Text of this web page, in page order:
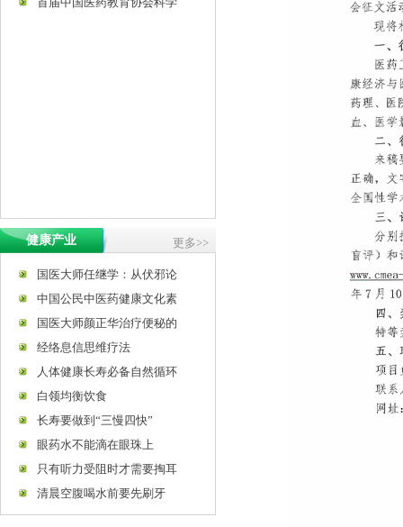
健康产业 更多>>
国医大师任继学：从伏邪论
中国公民中医药健康文化素
国医大师颜正华治疗便秘的
经络息信思维疗法
人体健康长寿必备自然循环
白领均衡饮食
长寿要做到“三慢四快”
眼药水不能滴在眼珠上
只有听力受阻时才需要掏耳
清晨空腹喝水前要先刷牙